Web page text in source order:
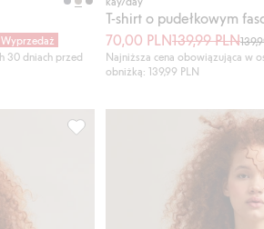
Wyprzedaż
30 dniach przed
70,00 PLN139,99 PLN
Najniższa cena obowiązująca w
obniżką: 139,99 PLN
Dodaj do listy ulubione
Prążkowany kardigan na